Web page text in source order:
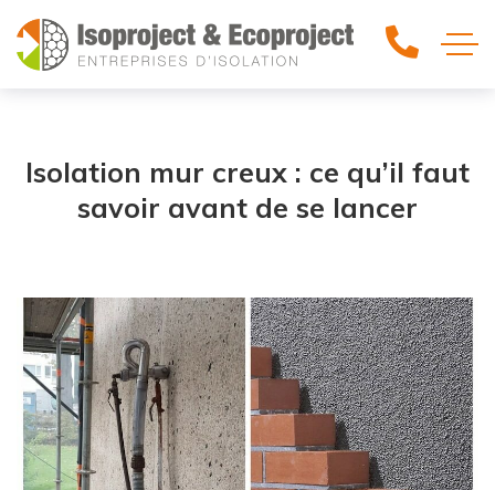
Isolation mur creux : ce qu’il faut
savoir avant de se lancer